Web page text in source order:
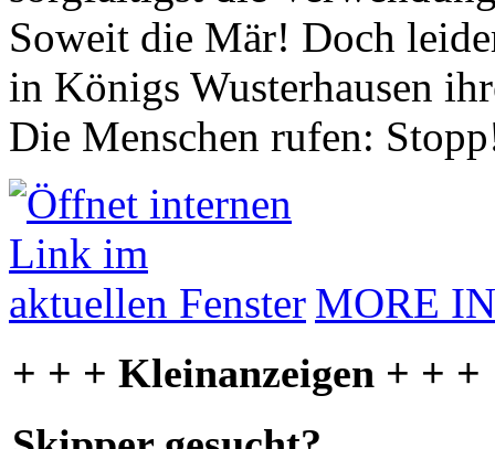
Soweit die Mär! Doch
in Königs Wusterhausen
Die Menschen rufen:
MORE
+ + + Kleinanzeigen + + +